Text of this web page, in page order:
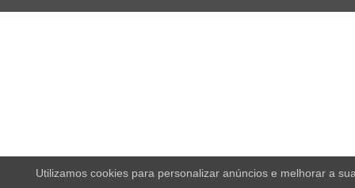
Utilizamos cookies para personalizar anúncios e melhorar a